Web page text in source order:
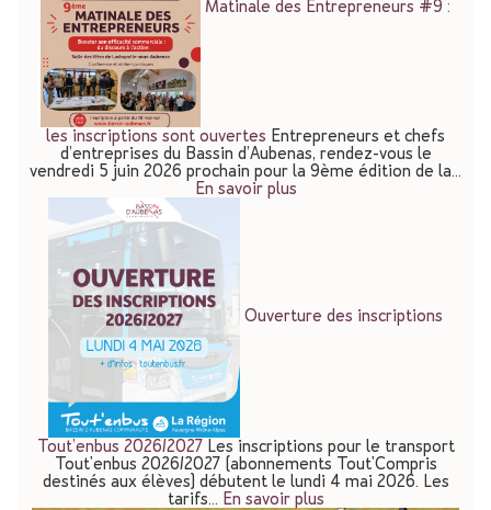
Matinale des Entrepreneurs #9 :
les inscriptions sont ouvertes Entrepreneurs et chefs
d’entreprises du Bassin d’Aubenas, rendez-vous le
vendredi 5 juin 2026 prochain pour la 9ème édition de la…
En savoir plus
Ouverture des inscriptions
Tout’enbus 2026/2027 Les inscriptions pour le transport
Tout'enbus 2026/2027 (abonnements Tout'Compris
destinés aux élèves) débutent le lundi 4 mai 2026. Les
tarifs… En savoir plus